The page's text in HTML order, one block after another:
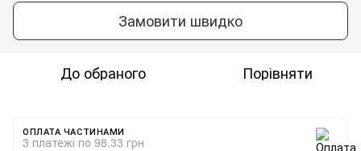
Замовити швидко
До обраного Порівняти
ОПЛАТА ЧАСТИНАМИ
3 платежі по 98.33 грн